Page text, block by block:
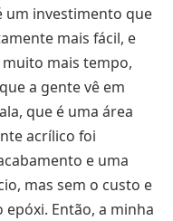
um investimento que
mais fácil, e
mais tempo,
a gente vê em
que é uma área
acrílico foi
e uma
mas sem o custo e
Então, a minha